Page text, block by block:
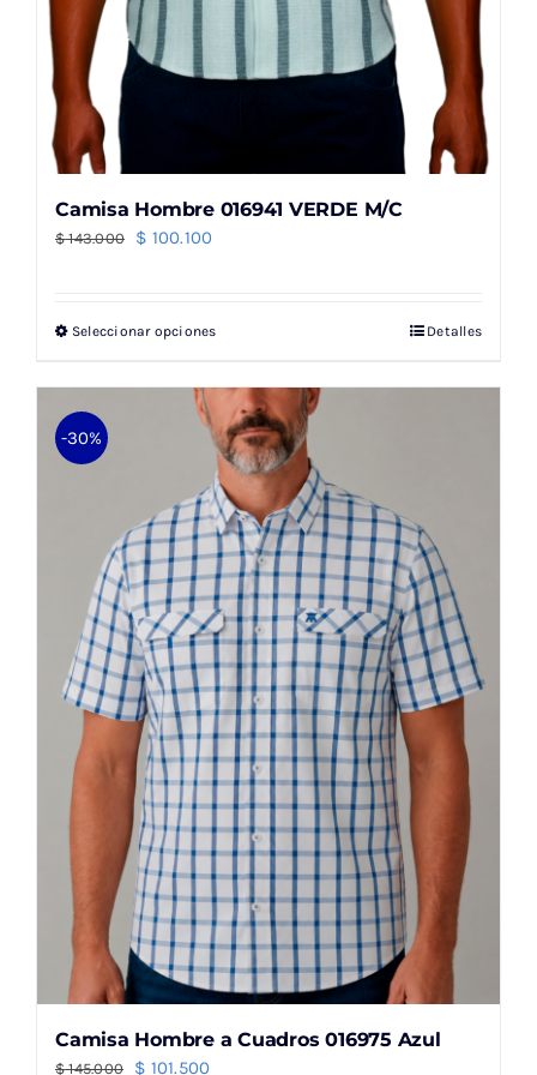
Camisa Hombre 016941 VERDE M/C
$143.000
El
era:
$ 100.100
es:
Seleccionar opcionesEste
tiene
múltiples
variantes.
Las
opciones
se
pueden
elegir
en
la
página
de
producto
Detalles
-30%
Camisa Hombre a Cuadros 016975 Azul
$145.000
El
$ 101.500